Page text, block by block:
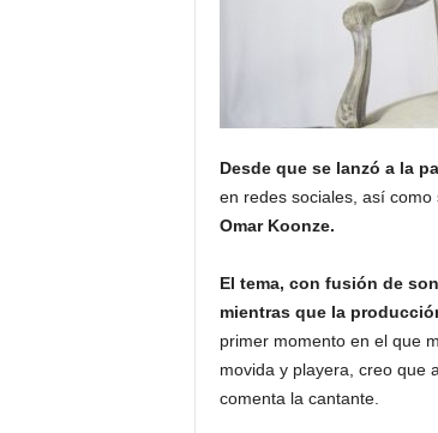
Desde que se lanzó a la
en redes sociales, así como
Omar Koonze.
El tema, con fusión de
mientras que la
primer momento en el que
movida y playera, creo que
comenta la cantante.